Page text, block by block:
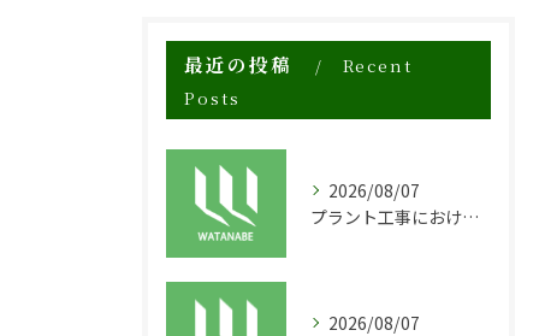
最近の投稿
Recent
Posts
2026/08/07
プラント工事における足場工事の安全対策と施工の重要性
2026/08/07